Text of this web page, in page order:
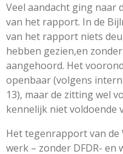
Veel aandacht ging naar
van het rapport. In de
van het rapport niets
hebben gezien,en
aangehoord. Het
openbaar (volgens
13), maar de zitting wel
kennelijk niet voldoende
Het tegenrapport van de
werk – zonder DFDR- en